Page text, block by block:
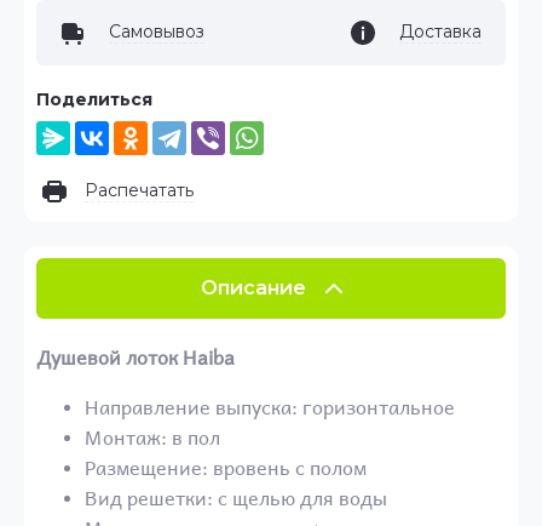
Самовывоз Доставка
Поделиться
Распечатать
Описание
Душевой лоток Haiba
Направление выпуска: горизонтальное
Монтаж: в пол
Размещение: вровень с полом
Вид решетки: с щелью для воды